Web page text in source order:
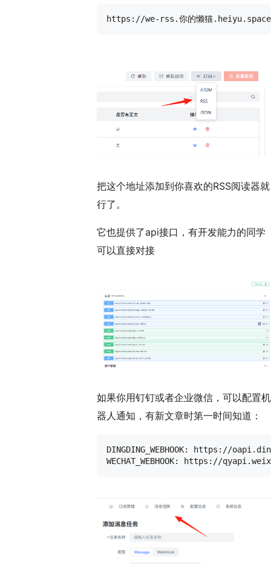
把这个地址添加到你喜欢的RSS阅读器就
行了。
它也提供了api接口，有开发能力的同学
可以直接对接
如果你用钉钉或者企业微信，可以配置机
器人通知，有新文章时第一时间知道：
DINGDING_WEBHOOK: https://